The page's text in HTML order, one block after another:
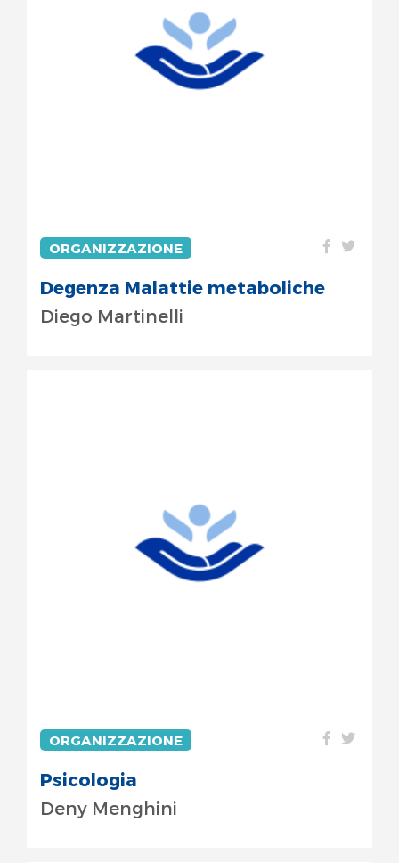
ORGANIZZAZIONE
Degenza Malattie metaboliche
Diego Martinelli
ORGANIZZAZIONE
Psicologia
Deny Menghini